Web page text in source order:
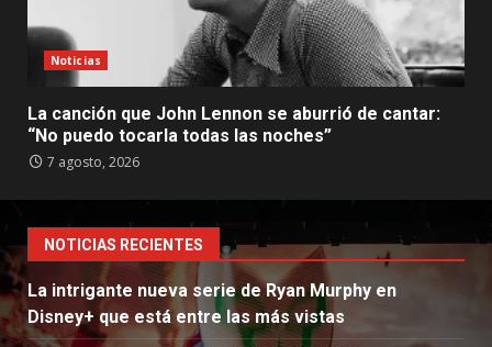
Noticias
La canción que John Lennon se aburrió de cantar:
“No puedo tocarla todas las noches”
7 agosto, 2026
NOTICIAS RECIENTES
La intrigante nueva serie de Ryan Murphy en
Disney+ que está entre las más vistas